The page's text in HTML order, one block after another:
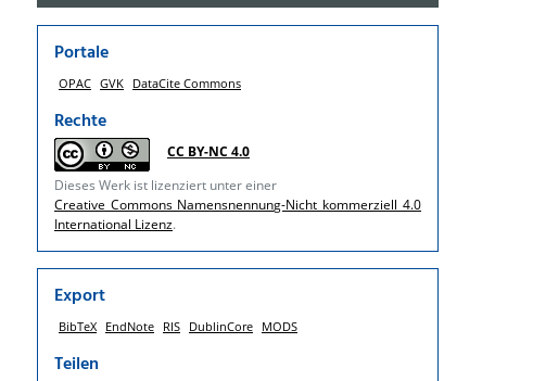
Portale
OPAC GVK DataCite Commons
Rechte
CC BY-NC 4.0
Dieses Werk ist lizenziert unter einer
Creative Commons Namensnennung-Nicht kommerziell 4.0
International Lizenz.
Export
BibTeX EndNote RIS DublinCore MODS
Teilen